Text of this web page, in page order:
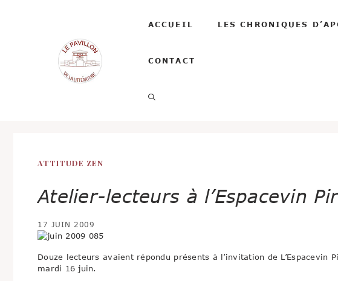
ACCUEIL LES CHRONIQUES
CONTACT
ATTITUDE ZEN
Atelier-lecteurs à l’Espacevin
17 JUIN 2009
Douze lecteurs avaient répondu présents à l’invitation de L’Espacevin
mardi 16 juin.